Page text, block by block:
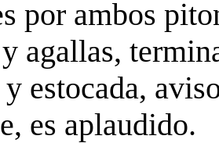
por ambos
agallas,
estocada,
es aplaudido.